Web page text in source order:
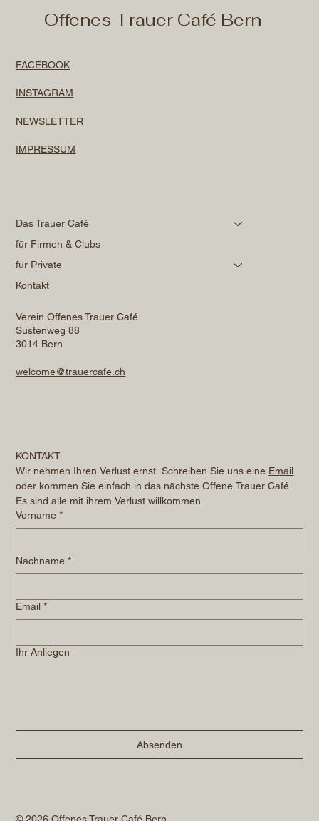
Offenes Trauer Café Bern
FACEBOOK
INSTAGRAM
NEWSLETTER
IMPRESSUM
Das Trauer Café
für Firmen & Clubs
für Private
Kontakt
Verein Offenes Trauer Café
Sustenweg 88
3014 Bern
welcome@trauercafe.ch
KONTAKT
Wir nehmen Ihren Verlust ernst. Schreiben Sie uns eine Email
oder kommen Sie einfach in das nächste Offene Trauer Café.
Es sind alle mit ihrem Verlust willkommen.
Vorname *
Nachname *
Email *
Ihr Anliegen
Absenden